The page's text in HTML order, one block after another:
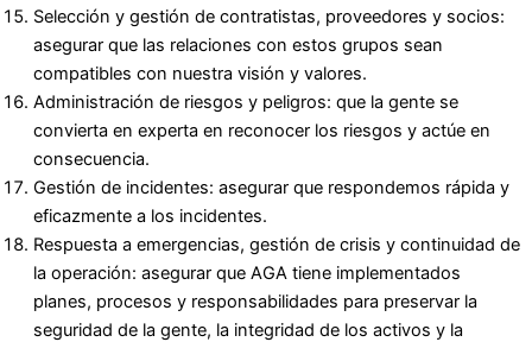
Selección y gestión de contratistas, proveedores y socios:
asegurar que las relaciones con estos grupos sean
compatibles con nuestra visión y valores.
Administración de riesgos y peligros: que la gente se
convierta en experta en reconocer los riesgos y actúe en
consecuencia.
Gestión de incidentes: asegurar que respondemos rápida y
eficazmente a los incidentes.
Respuesta a emergencias, gestión de crisis y continuidad de
la operación: asegurar que AGA tiene implementados
planes, procesos y responsabilidades para preservar la
seguridad de la gente, la integridad de los activos y la